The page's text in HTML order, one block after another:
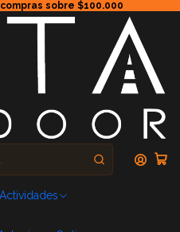
sobre $100.000
Actividades